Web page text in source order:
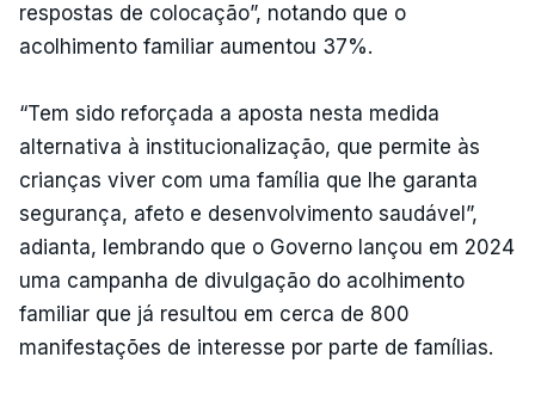
respostas de colocação”, notando que o
acolhimento familiar aumentou 37%.
“Tem sido reforçada a aposta nesta medida
alternativa à institucionalização, que permite às
crianças viver com uma família que lhe garanta
segurança, afeto e desenvolvimento saudável”,
adianta, lembrando que o Governo lançou em 2024
uma campanha de divulgação do acolhimento
familiar que já resultou em cerca de 800
manifestações de interesse por parte de famílias.